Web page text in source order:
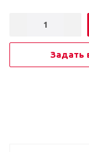
Задать